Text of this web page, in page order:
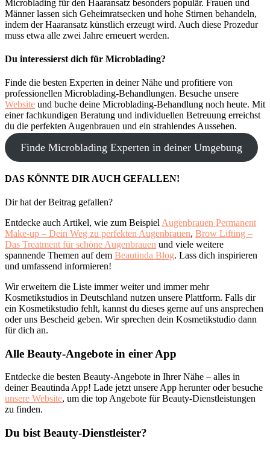
Microblading für den Haaransatz besonders populär. Frauen und
Männer lassen sich Geheimratsecken und hohe Stirnen behandeln,
indem der Haaransatz künstlich erzeugt wird. Auch diese Prozedur
muss etwa alle zwei Jahre erneuert werden.
Du interessierst dich für Microblading?
Finde die besten Experten in deiner Nähe und profitiere von
professionellen Microblading-Behandlungen. Besuche unsere
Website und buche deine Microblading-Behandlung noch heute. Mit
einer fachkundigen Beratung und individuellen Betreuung erreichst
du die perfekten Augenbrauen und ein strahlendes Aussehen.
Finde Microblading Experten in deiner Umgebung
DAS KÖNNTE DIR AUCH GEFALLEN!
Dir hat der Beitrag gefallen?
Entdecke auch Artikel, wie zum Beispiel Augenbrauen Permanent
Make-up – Dein Weg zu perfekten Augenbrauen, Brow Lifting –
Das Treatment für schöne Augenbrauen und viele weitere
spannende Themen auf dem Beautinda Blog. Lass dich inspirieren
und umfassend informieren!
Wir erweitern die Liste immer weiter und immer mehr
Kosmetikstudios in Deutschland nutzen unsere Plattform. Falls dir
ein Kosmetikstudio fehlt, kannst du dieses gerne auf uns ansprechen
oder uns Bescheid geben. Wir sprechen dein Kosmetikstudio dann
für dich an.
Alle Beauty-Angebote in einer App
Entdecke die besten Beauty-Angebote in Ihrer Nähe – alles in
deiner Beautinda App! Lade jetzt unsere App herunter oder besuche
unsere Website, um die top Angebote für Beauty-Dienstleistungen
zu finden.
Du bist Beauty-Dienstleister?